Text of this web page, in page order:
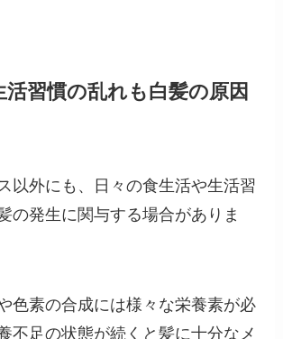
活習慣の乱れも白髪の原因
以外にも、日々の食生活や生活習
の発生に関与する場合がありま
色素の合成には様々な栄養素が必
不足の状態が続くと髪に十分なメ